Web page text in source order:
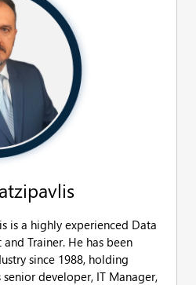
is a highly experienced Data
Trainer. He has been
since 1988, holding
senior developer, IT Manager,